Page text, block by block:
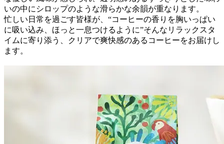
いの中にシロップのような滑らかな余韻が重なります。
忙しい日常を過ごす皆様が、“コーヒーの香りを胸いっぱい
に吸い込み、ほっと一息つけるように”そんなリラックスタ
イムに寄り添う、クリアで爽快感のあるコーヒーをお届けし
ます。